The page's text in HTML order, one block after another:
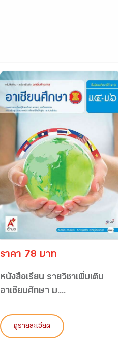
ราคา 78 บาท
หนังสือเรียน รายวิชาเพิ่มเติม
อาเซียนศึกษา ม....
ดูรายละเอียด